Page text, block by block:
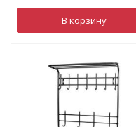
В корзину